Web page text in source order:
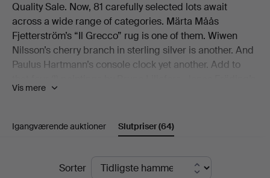
Quality Sale. Now, 81 carefully selected lots await
across a wide range of categories. Märta Måås
Fjetterström’s “Il Grecco” rug is one of them. Wiwen
Nilsson’s cherry branch in sterling silver is another. And
Paulus Hartmann’s console clock yet another. Add to
Playing Children, the jubilee bowl from Royal
Colombo’s graphic play from the early 1970s.
We warmly welcome you to Björnssons Auction House
Vis mere
Igangværende auktioner Slutpriser(64)
SlutpriserSorter